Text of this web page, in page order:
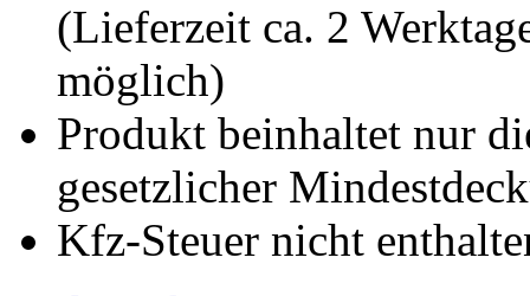
(Lieferzeit ca. 2
möglich)
Produkt beinhaltet nur
gesetzlicher
Kfz-Steuer nicht